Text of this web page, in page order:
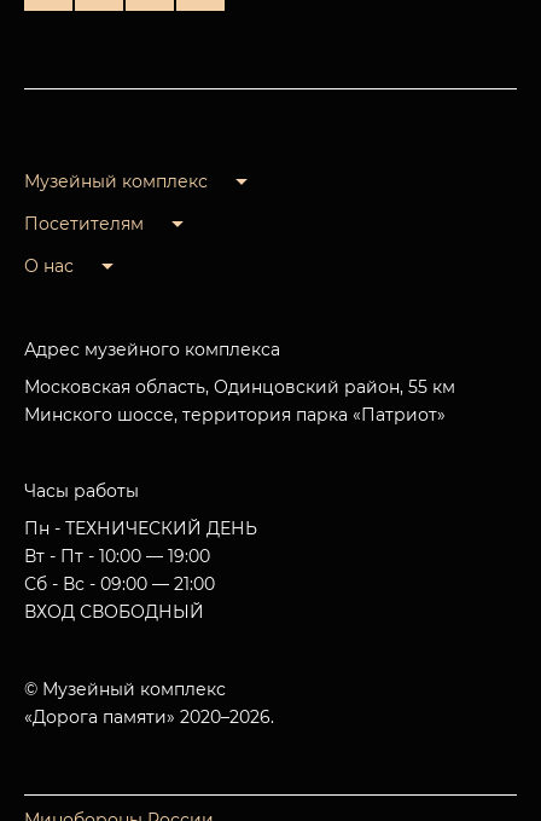
Музейный комплекс
Посетителям
О нас
Адрес музейного комплекса
Московская область, Одинцовский район, 55 км
Минского шоссе, территория парка «Патриот»
Часы работы
Пн - ТЕХНИЧЕСКИЙ ДЕНЬ
Вт - Пт - 10:00 — 19:00
Сб - Вс - 09:00 — 21:00
ВХОД СВОБОДНЫЙ
© Музейный комплекс
«Дорога памяти» 2020–2026.